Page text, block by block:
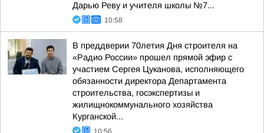
Дарью Реву и учителя школы №7...
10:58
В преддверии 70летия Дня строителя на
«Радио России» прошел прямой эфир с
участием Сергея Цуканова, исполняющего
обязанности директора Департамента
строительства, госэкспертизы и
жилищнокоммунального хозяйства
Курганской...
10:56